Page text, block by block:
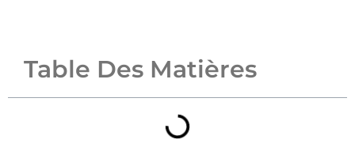
Table Des Matières